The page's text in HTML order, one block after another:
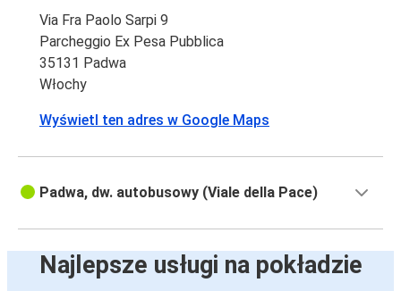
Via Fra Paolo Sarpi 9
Parcheggio Ex Pesa Pubblica
35131 Padwa
Włochy
Wyświetl ten adres w Google Maps
Padwa, dw. autobusowy (Viale della Pace)
Najlepsze usługi na pokładzie